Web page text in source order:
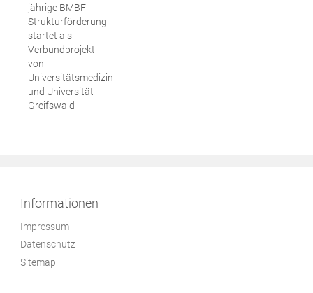
jährige BMBF-
Strukturförderung
startet als
Verbundprojekt
von
Universitätsmedizin
und Universität
Greifswald
Informationen
Impressum
Datenschutz
Sitemap